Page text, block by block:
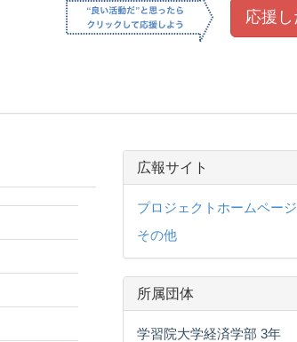
広報サイト
プロジェクトホームページ
その他
所属団体
学習院大学経済学部 3年